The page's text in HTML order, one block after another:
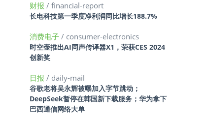
财报 / financial-report
长电科技第一季度净利润同比增长188.7%
消费电子 / consumer-electronics
时空壶推出AI同声传译器X1，荣获CES 2024
创新奖
日报 / daily-mail
谷歌老将吴永辉被曝加入字节跳动；
DeepSeek暂停在韩国新下载服务；华为拿下
巴西通信网络大单